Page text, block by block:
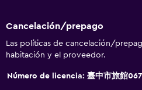
Extinguidor
Champú
Cancelación/prepago
Las políticas de cancelación/
habitación y el proveedor.
Número de licencia: 臺中市旅館